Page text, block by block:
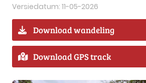
Versiedatum: 11-05-2026
Download wandeling
Download GPS track